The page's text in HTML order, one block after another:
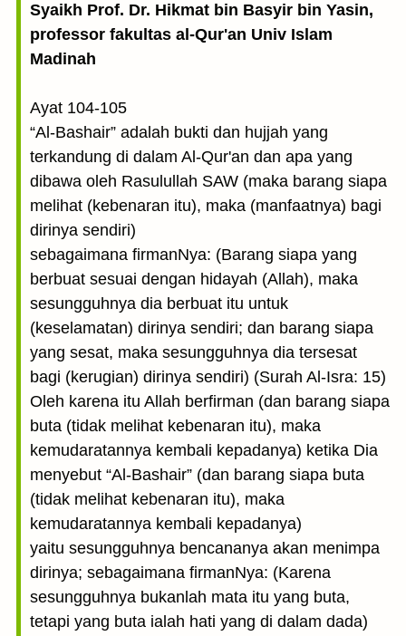
Syaikh Prof. Dr. Hikmat bin Basyir bin Yasin,
professor fakultas al-Qur'an Univ Islam
Madinah
Ayat 104-105
“Al-Bashair” adalah bukti dan hujjah yang
terkandung di dalam Al-Qur'an dan apa yang
dibawa oleh Rasulullah SAW (maka barang siapa
melihat (kebenaran itu), maka (manfaatnya) bagi
dirinya sendiri)
sebagaimana firmanNya: (Barang siapa yang
berbuat sesuai dengan hidayah (Allah), maka
sesungguhnya dia berbuat itu untuk
(keselamatan) dirinya sendiri; dan barang siapa
yang sesat, maka sesungguhnya dia tersesat
bagi (kerugian) dirinya sendiri) (Surah Al-Isra: 15)
Oleh karena itu Allah berfirman (dan barang siapa
buta (tidak melihat kebenaran itu), maka
kemudaratannya kembali kepadanya) ketika Dia
menyebut “Al-Bashair” (dan barang siapa buta
(tidak melihat kebenaran itu), maka
kemudaratannya kembali kepadanya)
yaitu sesungguhnya bencananya akan menimpa
dirinya; sebagaimana firmanNya: (Karena
sesungguhnya bukanlah mata itu yang buta,
tetapi yang buta ialah hati yang di dalam dada)